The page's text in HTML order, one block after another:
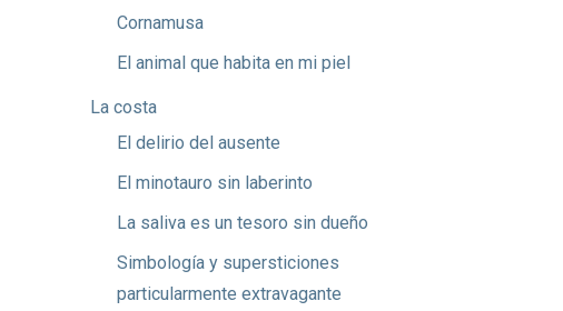
Cornamusa
El animal que habita en mi piel
La costa
El delirio del ausente
El minotauro sin laberinto
La saliva es un tesoro sin dueño
Simbología y supersticiones
particularmente extravagante